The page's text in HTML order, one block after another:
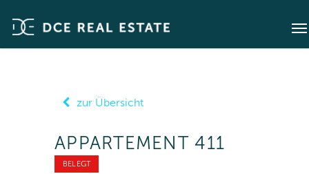
zur Übersicht
APPARTEMENT 411
BELEGT